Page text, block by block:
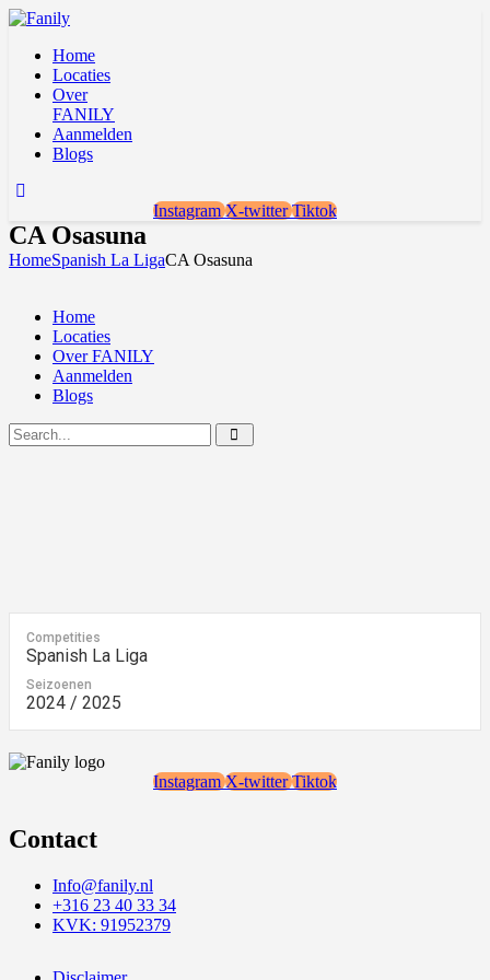
Home
Locaties
Over
FANILY
Aanmelden
Blogs
Instagram X-twitter Tiktok
CA Osasuna
HomeSpanish La LigaCA Osasuna
Home
Locaties
Over FANILY
Aanmelden
Blogs
Competities
Spanish La Liga
Seizoenen
2024 / 2025
Instagram X-twitter Tiktok
Contact
Info@fanily.nl
+316 23 40 33 34
KVK: 91952379